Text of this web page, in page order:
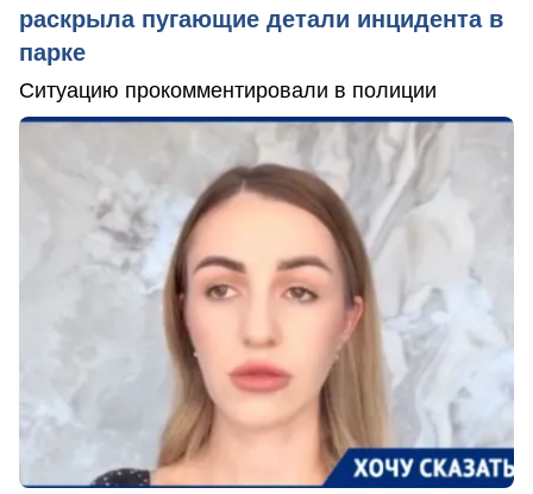
раскрыла пугающие детали инцидента в
парке
Ситуацию прокомментировали в полиции